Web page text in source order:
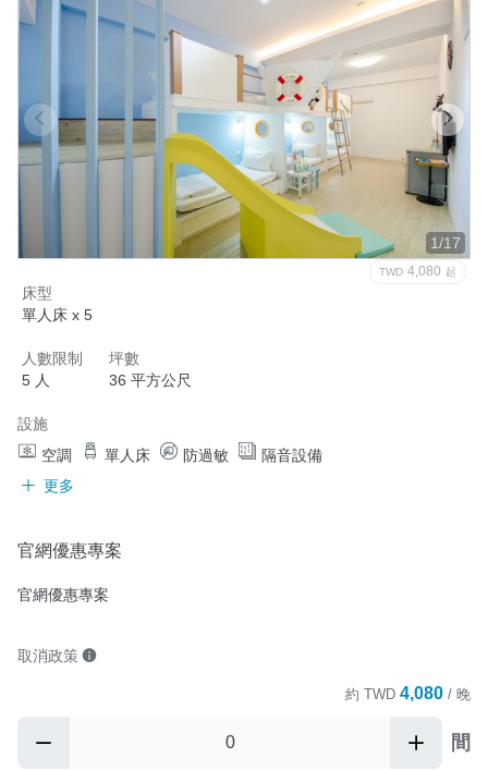
1/17
TWD 4,080 起
床型
單人床 x 5
人數限制
5 人
坪數
36 平方公尺
設施
空調
單人床 防過敏
隔音設備
更多
官網優惠專案
官網優惠專案
取消政策
約 TWD 4,080 / 晚
間